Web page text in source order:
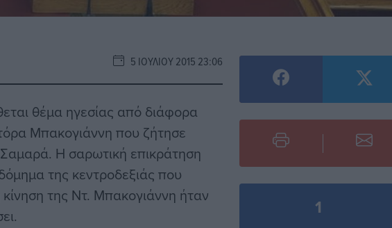
5 ΙΟΥΛΊΟΥ 2015 23:06
θέμα ηγεσίας από διάφορα
Μπακογιάννη που ζήτησε
Η σαρωτική επικράτηση
της κεντροδεξιάς που
της Ντ. Μπακογιάννη ήταν
1